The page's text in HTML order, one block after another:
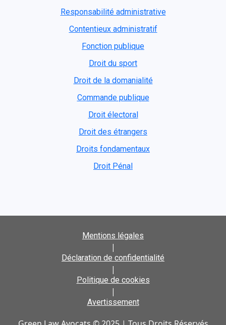
Responsabilité administrative
Contentieux administratif
Fonction publique
Droit du sport
Droit de la domanialité
Commande publique
Droit électoral
Droit des étrangers
Droits fondamentaux
Droit Pénal
Mentions légales
|
Déclaration de confidentialité
|
Politique de cookies
|
Avertissement